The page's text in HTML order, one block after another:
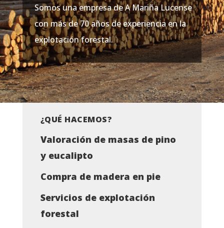
Somos una empresa de A Mariña Lucense
con más de 70 años de experiencia en la
explotación forestal.
¿QUÉ HACEMOS?
Valoración de masas de pino
y eucalipto
Compra de madera en pie
Servicios de explotación
forestal